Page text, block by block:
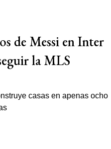
de Messi en Inter
la MLS